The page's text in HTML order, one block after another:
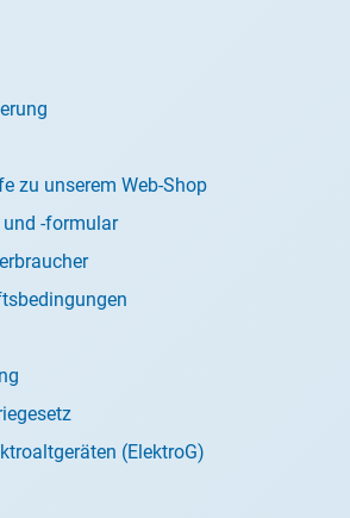
zu unserem Web-Shop
-formular
(ElektroG)